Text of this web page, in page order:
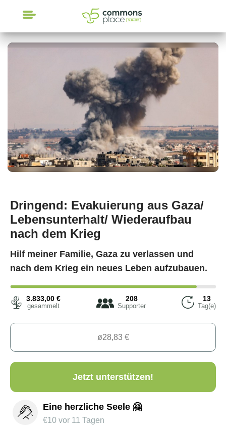
CrowdFunding
Dringend: Evakuierung aus Gaza/
Lebensunterhalt/ Wiederaufbau
nach dem Krieg
Hilf meiner Familie, Gaza zu verlassen und
nach dem Krieg ein neues Leben aufzubauen.
3.833,00 €
gesammelt
208
Supporter
13
Tag(e)
Jetzt unterstützen!
Eine herzliche Seele 🤗
€10 vor 11 Tagen